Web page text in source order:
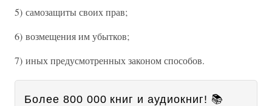
5) самозащиты своих прав;
6) возмещения им убытков;
7) иных предусмотренных законом способов.
Более 800 000 книг и аудиокниг! 📚